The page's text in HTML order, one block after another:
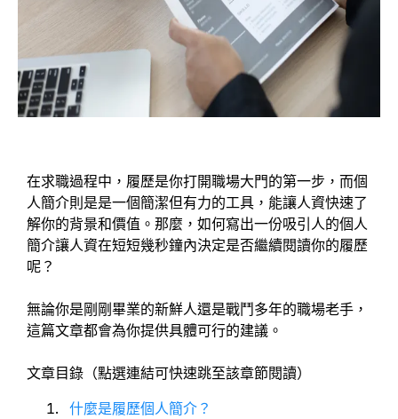
在求職過程中，履歷是你打開職場大門的第一步，而個
人簡介則是是一個簡潔但有力的工具，能讓人資快速了
解你的背景和價值。那麼，如何寫出一份吸引人的個人
簡介讓人資在短短幾秒鐘內決定是否繼續閱讀你的履歷
呢？
無論你是剛剛畢業的新鮮人還是戰鬥多年的職場老手，
這篇文章都會為你提供具體可行的建議。
文章目錄（點選連結可快速跳至該章節閱讀）
什麼是履歷個人簡介？